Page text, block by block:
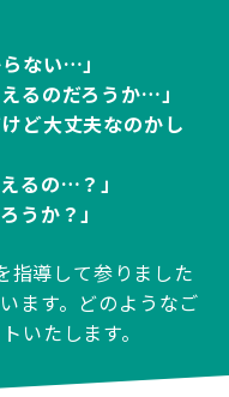
ない…」
るのだろうか…」
ど大丈夫なのかし
るの…？」
うか？」
指導して参りました
ます。どのようなご
いたします。